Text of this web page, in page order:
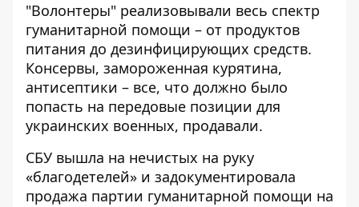
"Волонтеры" реализовывали весь спектр
гуманитарной помощи – от продуктов
питания до дезинфицирующих средств.
Консервы, замороженная курятина,
антисептики – все, что должно было
попасть на передовые позиции для
украинских военных, продавали.
СБУ вышла на нечистых на руку
«благодетелей» и задокументировала
продажа партии гуманитарной помощи на